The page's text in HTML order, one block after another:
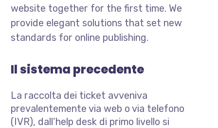
website together for the first time. We
provide elegant solutions that set new
standards for online publishing.
Il sistema precedente
La raccolta dei ticket avveniva
prevalentemente via web o via telefono
(IVR), dall’help desk di primo livello si